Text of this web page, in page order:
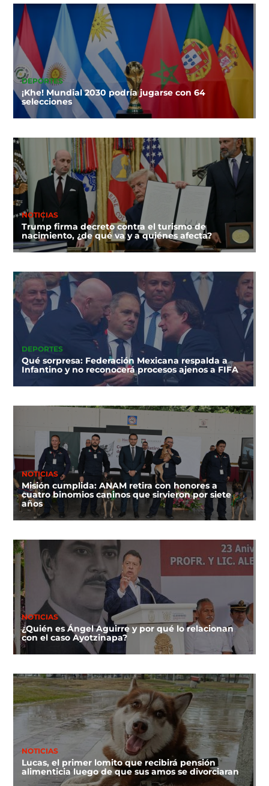
DEPORTES
¡Khe! Mundial 2030 podría jugarse con 64
selecciones
NOTICIAS
Trump firma decreto contra el turismo de
nacimiento, ¿de qué va y a quiénes afecta?
DEPORTES
Qué sorpresa: Federación Mexicana respalda a
Infantino y no reconocerá procesos ajenos a FIFA
NOTICIAS
Misión cumplida: ANAM retira con honores a
cuatro binomios caninos que sirvieron por siete
años
NOTICIAS
¿Quién es Ángel Aguirre y por qué lo relacionan
con el caso Ayotzinapa?
NOTICIAS
Lucas, el primer lomito que recibirá pensión
alimenticia luego de que sus amos se divorciaran